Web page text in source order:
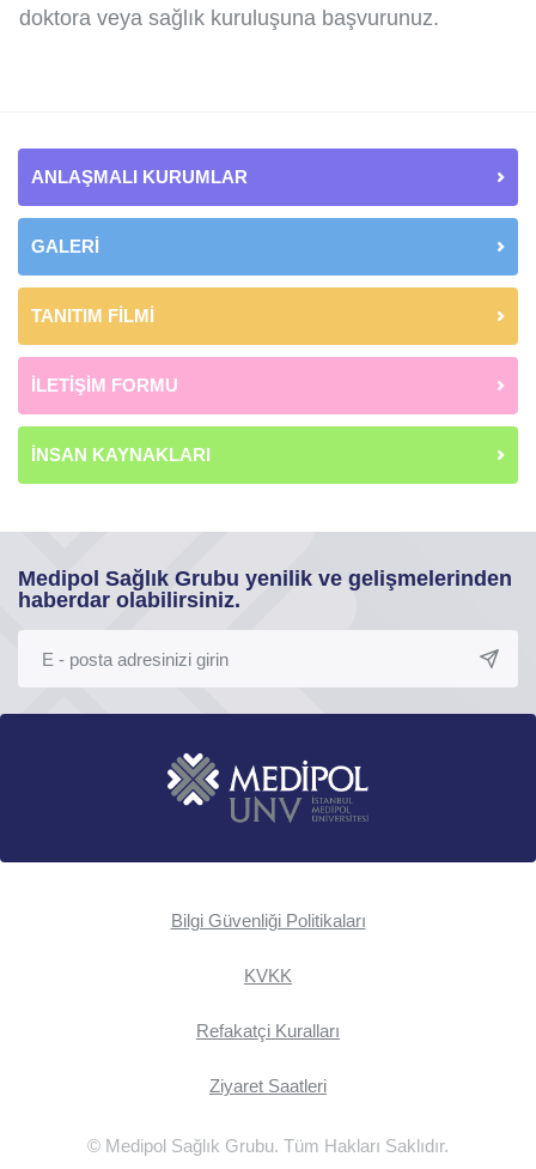
doktora veya sağlık kuruluşuna başvurunuz.
ANLAŞMALI KURUMLAR
GALERİ
TANITIM FİLMİ
İLETİŞİM FORMU
İNSAN KAYNAKLARI
Medipol Sağlık Grubu yenilik ve gelişmelerinden
haberdar olabilirsiniz.
Bilgi Güvenliği Politikaları
KVKK
Refakatçi Kuralları
Ziyaret Saatleri
© Medipol Sağlık Grubu. Tüm Hakları Saklıdır.